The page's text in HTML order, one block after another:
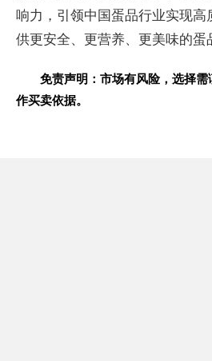
响力，引领中国蛋品行业实现高
供更安全、更营养、更美味的蛋
免责声明：市场有风险，选择
作买卖依据。